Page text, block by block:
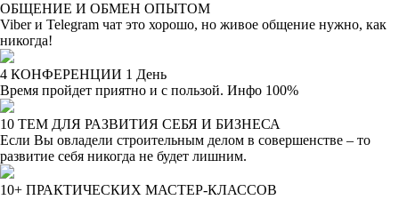
ОБЩЕНИЕ И ОБМЕН ОПЫТОМ
Viber и Telegram чат это хорошо, но живое общение нужно, как
никогда!
4 КОНФЕРЕНЦИИ 1 День
Время пройдет приятно и с пользой. Инфо 100%
10 ТЕМ ДЛЯ РАЗВИТИЯ СЕБЯ И БИЗНЕСА
Если Вы овладели строительным делом в совершенстве – то
развитие себя никогда не будет лишним.
10+ ПРАКТИЧЕСКИХ МАСТЕР-КЛАССОВ